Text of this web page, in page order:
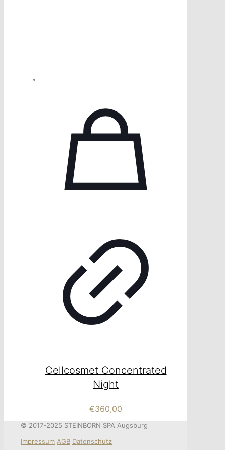
Cellcosmet Concentrated
Night
€360,00
© 2017-2025 STEINBORN SPA Augsburg
Impressum AGB Datenschutz